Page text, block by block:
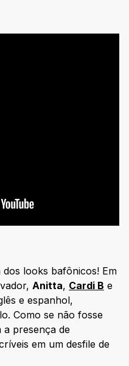
looks bafônicos! Em
Anitta, Cardi B e
e espanhol,
Como se não fosse
a presença de
em um desfile de